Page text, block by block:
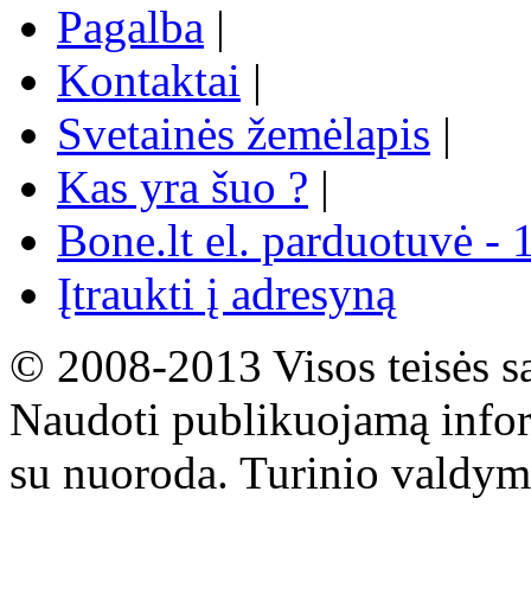
Pagalba |
Kontaktai |
Svetainės žemėlapis |
Kas yra šuo ? |
Bone.lt el. parduotuvė -
Įtraukti į adresyną
© 2008-2013 Visos teisės
Naudoti publikuojamą
su nuoroda. Turinio